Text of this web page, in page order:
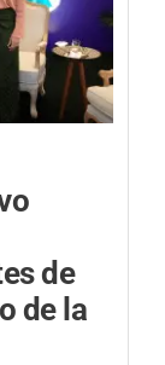
de
de la